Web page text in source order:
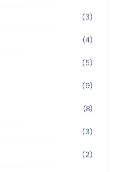
(3)
(4)
(5)
(9)
(8)
(3)
(2)